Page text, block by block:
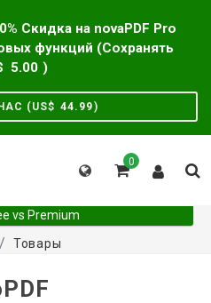
Скидка на novaPDF Pro
функций (Сохранять
5.00 )
(US$ 44.99)
0
vs Premium
Товары